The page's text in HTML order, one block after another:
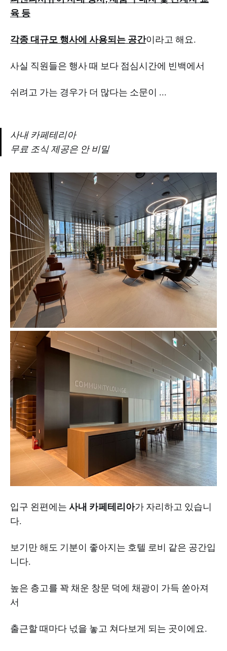
육 등
각종 대규모 행사에 사용되는 공간이라고 해요.
사실 직원들은 행사 때 보다 점심시간에 빈백에서
쉬려고 가는 경우가 더 많다는 소문이 ...
사내 카페테리아
무료 조식 제공은 안 비밀
입구 왼편에는 사내 카페테리아가 자리하고 있습니
다.
보기만 해도 기분이 좋아지는 호텔 로비 같은 공간입
니다.
높은 층고를 꽉 채운 창문 덕에 채광이 가득 쏟아져
서
출근할 때마다 넋을 놓고 쳐다보게 되는 곳이에요.